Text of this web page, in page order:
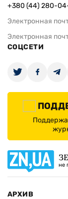
+380 (44) 280-
Электронная
Электронная
СОЦСЕТИ
не
АРХИВ